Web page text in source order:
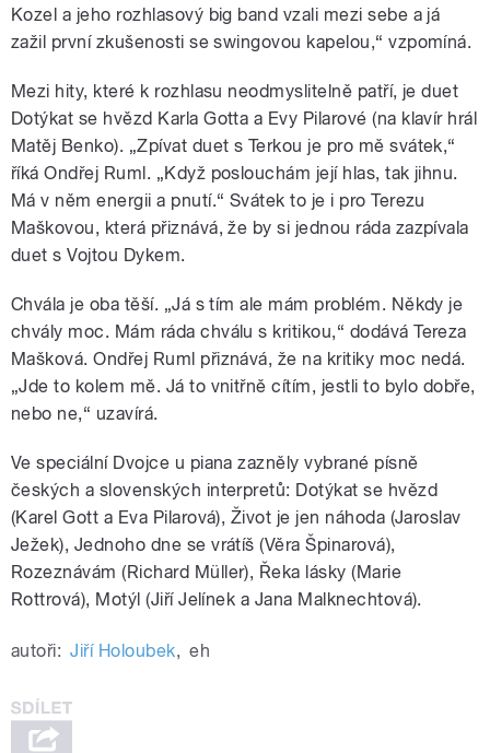
Kozel a jeho rozhlasový big band vzali mezi sebe a já
zažil první zkušenosti se swingovou kapelou,“ vzpomíná.
Mezi hity, které k rozhlasu neodmyslitelně patří, je duet
Dotýkat se hvězd Karla Gotta a Evy Pilarové (na klavír hrál
Matěj Benko). „Zpívat duet s Terkou je pro mě svátek,“
říká Ondřej Ruml. „Když poslouchám její hlas, tak jihnu.
Má v něm energii a pnutí.“ Svátek to je i pro Terezu
Maškovou, která přiznává, že by si jednou ráda zazpívala
duet s Vojtou Dykem.
Chvála je oba těší. „Já s tím ale mám problém. Někdy je
chvály moc. Mám ráda chválu s kritikou,“ dodává Tereza
Mašková. Ondřej Ruml přiznává, že na kritiky moc nedá.
„Jde to kolem mě. Já to vnitřně cítím, jestli to bylo dobře,
nebo ne,“ uzavírá.
Ve speciální Dvojce u piana zazněly vybrané písně
českých a slovenských interpretů: Dotýkat se hvězd
(Karel Gott a Eva Pilarová), Život je jen náhoda (Jaroslav
Ježek), Jednoho dne se vrátíš (Věra Špinarová),
Rozeznávám (Richard Müller), Řeka lásky (Marie
Rottrová), Motýl (Jiří Jelínek a Jana Malknechtová).
autoři: Jiří Holoubek, eh